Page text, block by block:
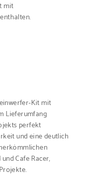
mit
Kit mit
Lieferumfang
perfekt
und eine deutlich
Cafe Racer,